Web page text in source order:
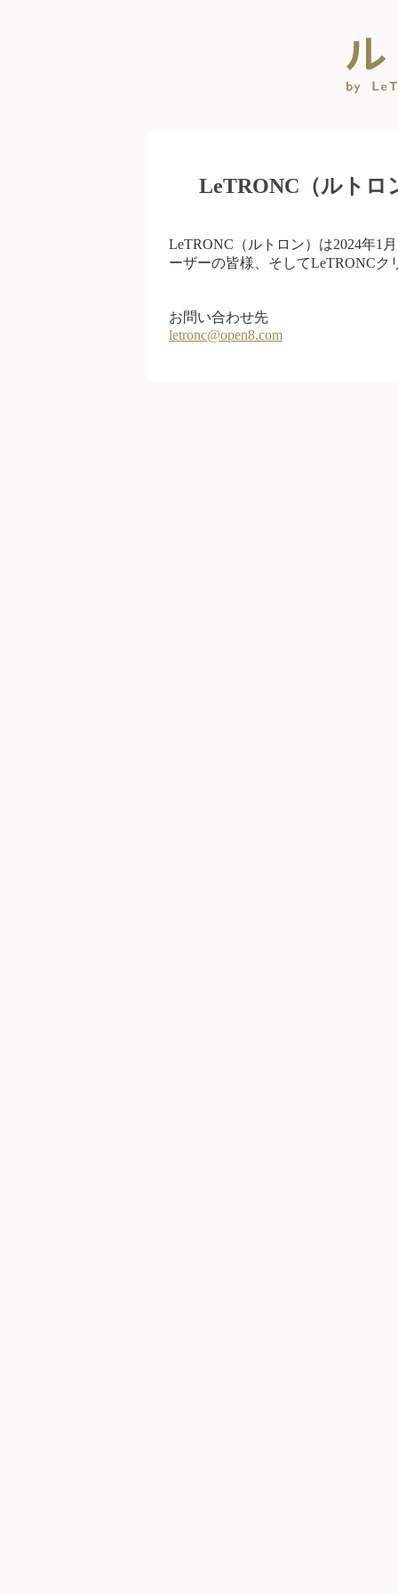
LeTRONC（ルトロ
LeTRONC（ルトロン）は2024年1
ーザーの皆様、そしてLeTRONC
お問い合わせ先
letronc@open8.com